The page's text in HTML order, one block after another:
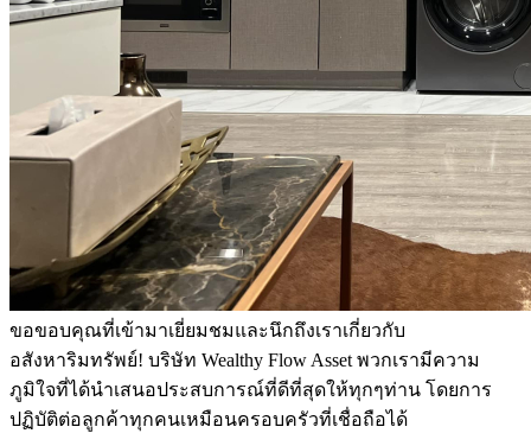
ขอขอบคุณที่เข้ามาเยี่ยมชมและนึกถึงเราเกี่ยวกับ
อสังหาริมทรัพย์! บริษัท Wealthy Flow Asset พวกเรามีความ
ภูมิใจที่ได้นำเสนอประสบการณ์ที่ดีที่สุดให้ทุกๆท่าน โดยการ
ปฏิบัติต่อลูกค้าทุกคนเหมือนครอบครัวที่เชื่อถือได้